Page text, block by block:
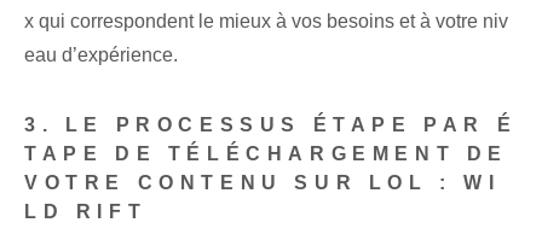
x qui correspondent le mieux à vos besoins et à votre niv
eau d’expérience.
3. LE PROCESSUS ÉTAPE PAR É
TAPE DE TÉLÉCHARGEMENT DE
VOTRE CONTENU SUR LOL : WI
LD RIFT